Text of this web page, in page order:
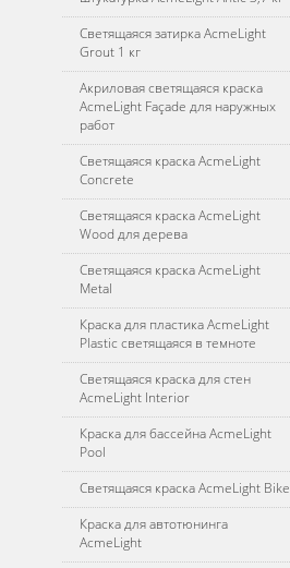
Светящаяся затирка AcmeLight
Grout 1 кг
Акриловая светящаяся краска
AcmeLight Façade для наружных
работ
Светящаяся краска AcmeLight
Concrete
Светящаяся краска AcmeLight
Wood для дерева
Светящаяся краска AcmeLight
Metal
Краска для пластика AcmeLight
Plastic светящаяся в темноте
Светящаяся краска для стен
AcmeLight Interior
Краска для бассейна AcmeLight
Pool
Светящаяся краска AcmeLight Bike
Краска для автотюнинга
AcmeLight